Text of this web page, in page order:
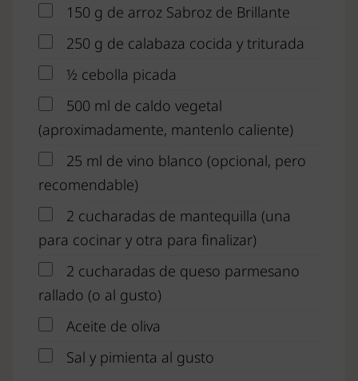
150 g de arroz Sabroz de Brillante
250 g de calabaza cocida y triturada
½ cebolla picada
500 ml de caldo vegetal
(aproximadamente, mantenlo caliente)
25 ml de vino blanco (opcional, pero
recomendable)
2 cucharadas de mantequilla (una
para cocinar y otra para finalizar)
2 cucharadas de queso parmesano
rallado (o al gusto)
Aceite de oliva
Sal y pimienta al gusto